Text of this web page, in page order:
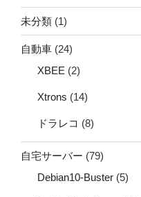
未分類 (1)
自動車 (24)
XBEE (2)
Xtrons (14)
ドラレコ (8)
自宅サーバー (79)
Debian10-Buster (5)